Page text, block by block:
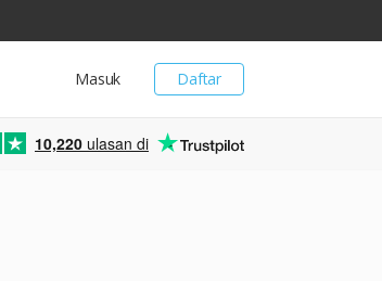
Daftar
Masuk
10,220 ulasan di